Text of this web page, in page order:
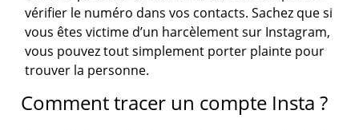
vérifier le numéro dans vos contacts. Sachez que si
vous êtes victime d’un harcèlement sur Instagram,
vous pouvez tout simplement porter plainte pour
trouver la personne.
Comment tracer un compte Insta ?